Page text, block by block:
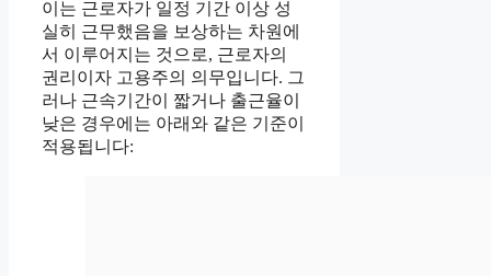
이는 근로자가 일정 기간 이상 성
실히 근무했음을 보상하는 차원에
서 이루어지는 것으로, 근로자의
권리이자 고용주의 의무입니다. 그
러나 근속기간이 짧거나 출근율이
낮은 경우에는 아래와 같은 기준이
적용됩니다: